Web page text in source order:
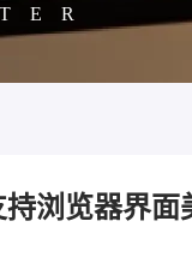
浏览器界面